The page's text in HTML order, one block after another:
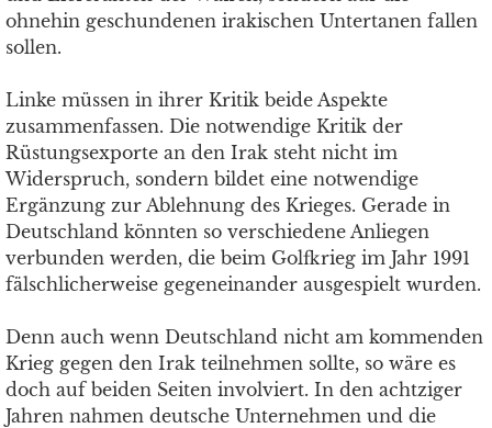
ohnehin geschundenen irakischen Untertanen fallen
sollen.
Linke müssen in ihrer Kritik beide Aspekte
zusammenfassen. Die notwendige Kritik der
Rüstungsexporte an den Irak steht nicht im
Widerspruch, sondern bildet eine notwendige
Ergänzung zur Ablehnung des Krieges. Gerade in
Deutschland könnten so verschiedene Anliegen
verbunden werden, die beim Golfkrieg im Jahr 1991
fälschlicherweise gegeneinander ausgespielt wurden.
Denn auch wenn Deutschland nicht am kommenden
Krieg gegen den Irak teilnehmen sollte, so wäre es
doch auf beiden Seiten involviert. In den achtziger
Jahren nahmen deutsche Unternehmen und die